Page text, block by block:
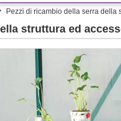
Pezzi di ricambio della serra della
struttura ed